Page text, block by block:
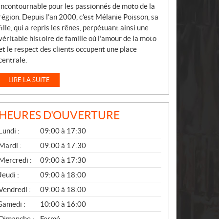
pour les passionnés de moto de la
Depuis l’an 2000, c’est Mélanie Poisson, sa
qui a repris les rênes, perpétuant ainsi une
histoire de famille où l’amour de la moto
le respect des clients occupent une place
LIRE LA SUITE
HEURES D'OUVERTURE
Lundi :
09:00 à 17:30
Mardi :
09:00 à 17:30
Mercredi :
09:00 à 17:30
:
09:00 à 18:00
:
09:00 à 18:00
:
10:00 à 16:00